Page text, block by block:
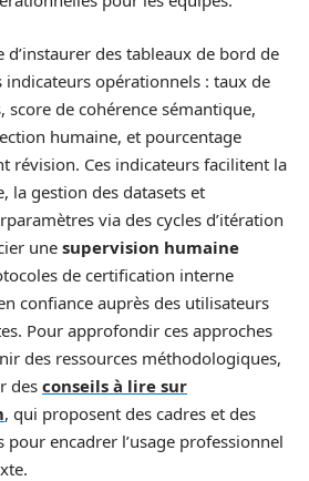
d’instaurer des tableaux de bord de
opérationnels : taux de
score de cohérence sémantique,
humaine, et pourcentage
révision. Ces indicateurs facilitent la
la gestion des datasets et
via des cycles d’itération
une supervision humaine
de certification interne
confiance auprès des utilisateurs
Pour approfondir ces approches
des ressources méthodologiques,
des conseils à lire sur
, qui proposent des cadres et des
pour encadrer l’usage professionnel